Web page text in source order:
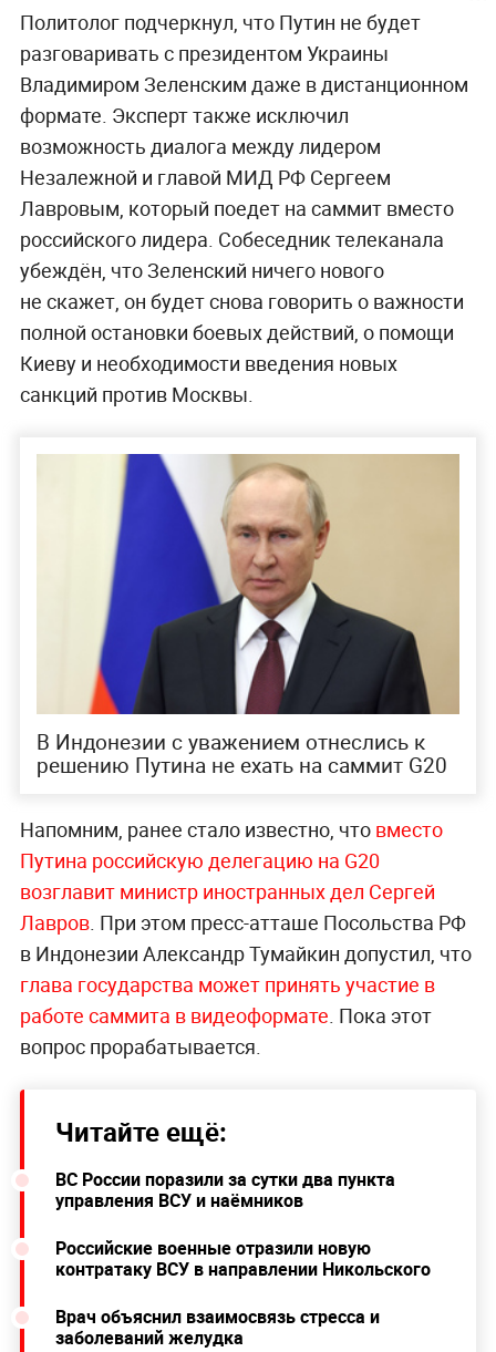
Политолог подчеркнул, что Путин не будет
разговаривать с президентом Украины
Владимиром Зеленским даже в дистанционном
формате. Эксперт также исключил
возможность диалога между лидером
Незалежной и главой МИД РФ Сергеем
Лавровым, который поедет на саммит вместо
российского лидера. Собеседник телеканала
убеждён, что Зеленский ничего нового
не скажет, он будет снова говорить о важности
полной остановки боевых действий, о помощи
Киеву и необходимости введения новых
санкций против Москвы.
В Индонезии с уважением отнеслись к
решению Путина не ехать на саммит G20
Напомним, ранее стало известно, что вместо
Путина российскую делегацию на G20
возглавит министр иностранных дел Сергей
Лавров. При этом пресс-атташе Посольства РФ
в Индонезии Александр Тумайкин допустил, что
глава государства может принять участие в
работе саммита в видеоформате. Пока этот
вопрос прорабатывается.
Читайте ещё:
ВС России поразили за сутки два пункта
управления ВСУ и наёмников
Российские военные отразили новую
контратаку ВСУ в направлении Никольского
Врач объяснил взаимосвязь стресса и
заболеваний желудка